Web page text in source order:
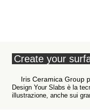
Create your
Iris Ceramica Group
Design Your Slabs è la
illustrazione, anche sui